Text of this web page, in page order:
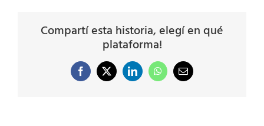
Compartí esta historia, elegí en qué
plataforma!
Facebook
X LinkedInWhatsAppCorreo